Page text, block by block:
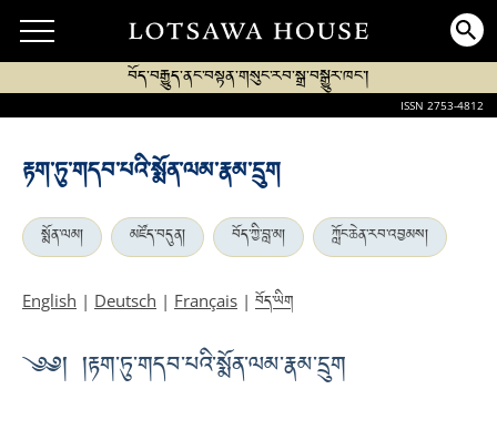
བོད་བརྒྱུད་ནང་བསྟན་གསུང་རབ་སྒྲ་བསྒྱུར་ཁང་།
ISSN 2753-4812
རྟག་ཏུ་གདབ་པའི་སྨོན་ལམ་རྣམ་དྲུག
སྨོན་ལམ། མཛོད་བདུན། བོད་ཀྱི་བླ་མ། ཀློང་ཆེན་རབ་འབྱམས།
English | Deutsch | Français | བོད་ཡིག
༄༅། །རྟག་ཏུ་གདབ་པའི་སྨོན་ལམ་རྣམ་དྲུག